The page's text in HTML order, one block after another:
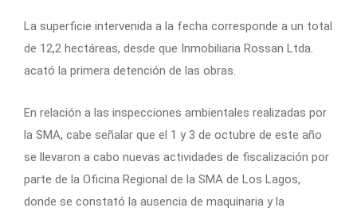
La superficie intervenida a la fecha corresponde a un total
de 12,2 hectáreas, desde que Inmobiliaria Rossan Ltda.
acató la primera detención de las obras.
En relación a las inspecciones ambientales realizadas por
la SMA, cabe señalar que el 1 y 3 de octubre de este año
se llevaron a cabo nuevas actividades de fiscalización por
parte de la Oficina Regional de la SMA de Los Lagos,
donde se constató la ausencia de maquinaria y la